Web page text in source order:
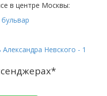
в центре Москвы:
Невского - 1